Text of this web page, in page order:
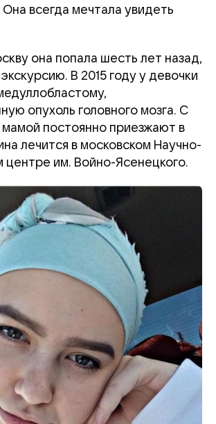
всегда мечтала увидеть
она попала шесть лет назад,
В 2015 году у девочки
опухоль головного мозга. С
мамой постоянно приезжают в
лечится в московском Научно-
центре им. Войно-Ясенецкого.